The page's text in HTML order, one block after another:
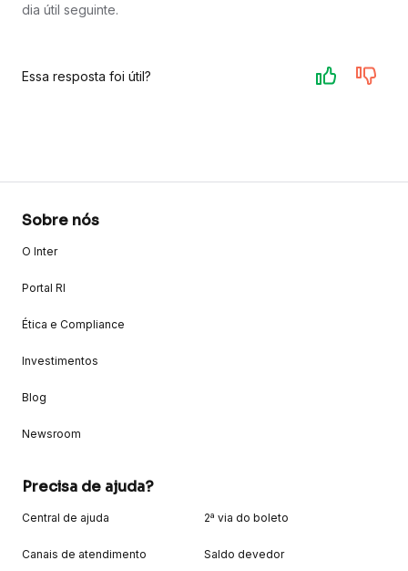
dia útil seguinte.
Essa resposta foi útil?
Sobre nós
O Inter
Portal RI
Ética e Compliance
Investimentos
Blog
Newsroom
Precisa de ajuda?
Central de ajuda
Canais de atendimento
2ª via do boleto
Saldo devedor